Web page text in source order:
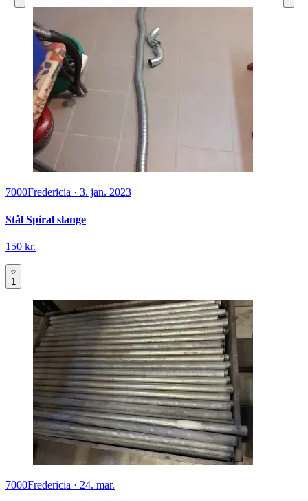
7000Fredericia · 3. jan. 2023
Stål Spiral slange
150 kr.
1
7000Fredericia · 24. mar.